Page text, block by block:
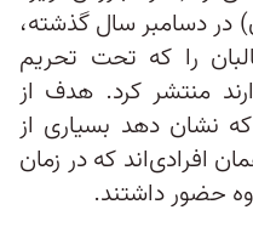
در دسامبر سال گذشته،
را که تحت تحریم
منتشر کرد. هدف از
نشان دهد بسیاری از
افرادی‌اند که در زمان
حضور داشتند.